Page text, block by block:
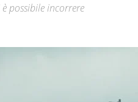
possibile incorrere